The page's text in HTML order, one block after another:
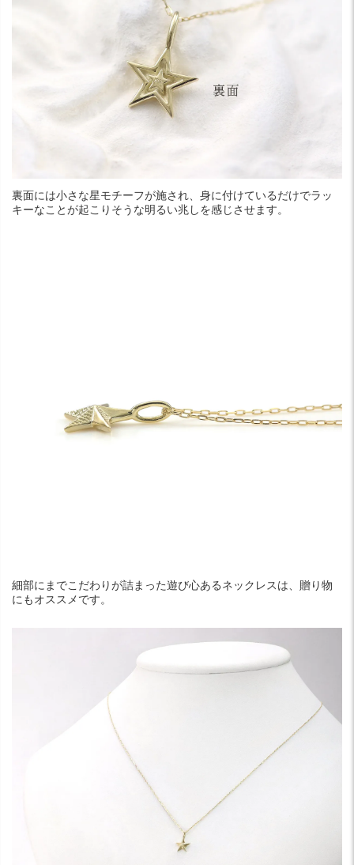
裏面には小さな星モチーフが施され、身に付けているだけでラッ
キーなことが起こりそうな明るい兆しを感じさせます。
細部にまでこだわりが詰まった遊び心あるネックレスは、贈り物
にもオススメです。